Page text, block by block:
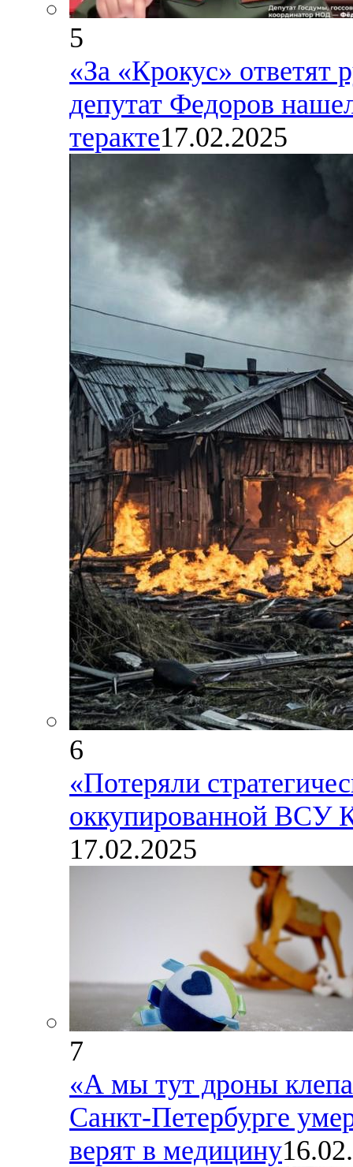
5
«За «Крокус» ответят
депутат Федоров
теракте17.02.2025
6
«Потеряли
оккупированной ВСУ
17.02.2025
7
«А мы тут дроны
Санкт-Петербурге
верят в медицину